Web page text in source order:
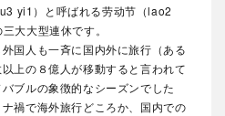
yi1）と呼ばれる劳动节（lao2
大大型連休です。
国人も一斉に国内外に旅行（ある
上の８億人が移動すると言われて
ブルの象徴的なシーズンでした
禍で海外旅行どころか、国内での